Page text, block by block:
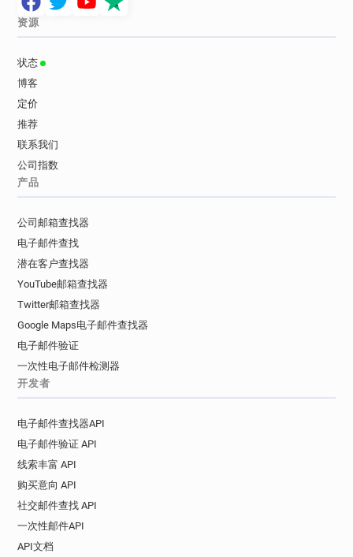
b*****@lancashire.gov.uk
f************@lancashire.gov.uk
d************@lancashire.gov.uk
q********@lancashire.gov.uk
m*******@lancashire.gov.uk
m*********@lancashire.gov.uk
g************@lancashire.gov.uk
p************@lancashire.gov.uk
s*********@lancashire.gov.uk
a*******@lancashire.gov.uk
y********@lancashire.gov.uk
h*********@lancashire.gov.uk
v*********@lancashire.gov.uk
m******@lancashire.gov.uk
h*****@lancashire.gov.uk
s***********@lancashire.gov.uk
y*********@lancashire.gov.uk
o*********@lancashire.gov.uk
c********@lancashire.gov.uk
资源
状态
博客
定价
推荐
联系我们
公司指数
产品
公司邮箱查找器
电子邮件查找
潜在客户查找器
YouTube邮箱查找器
Twitter邮箱查找器
Google Maps电子邮件查找器
电子邮件验证
一次性电子邮件检测器
开发者
电子邮件查找器API
电子邮件验证 API
线索丰富 API
购买意向 API
社交邮件查找 API
一次性邮件API
API文档